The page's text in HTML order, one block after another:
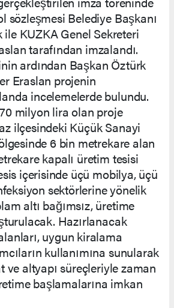
sözleşmesi Belediye Başkanı
KUZKA Genel Sekreteri
tarafından imzalandı.
ardından Başkan Öztürk
Eraslan projenin
incelemelerde bulundu.
milyon lira olan proje
ilçesindeki Küçük Sanayi
6 bin metrekare alan
kapalı üretim tesisi
içerisinde üçü mobilya, üçü
sektörlerine yönelik
altı bağımsız, üretime
Hazırlanacak
uygun kiralama
kullanımına sunularak
ve altyapı süreçleriyle zaman
başlamalarına imkan